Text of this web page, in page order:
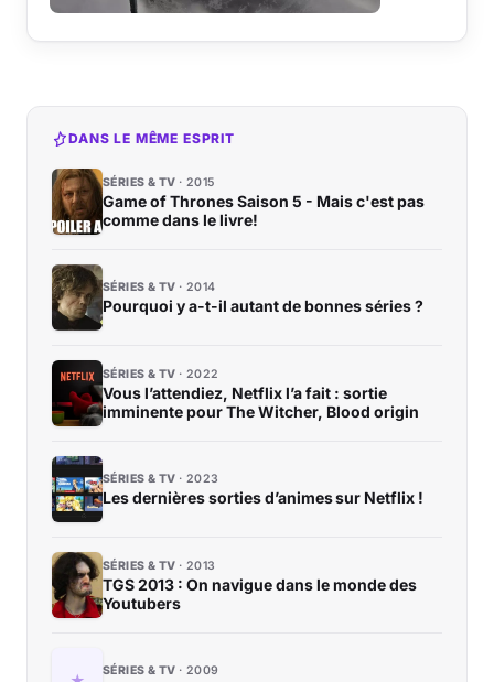
DANS LE MÊME ESPRIT
SÉRIES & TV 2015
Game of Thrones Saison 5 - Mais c'est pas
comme dans le livre!
SÉRIES & TV 2014
Pourquoi y a-t-il autant de bonnes séries ?
SÉRIES & TV 2022
Vous l’attendiez, Netflix l’a fait : sortie
imminente pour The Witcher, Blood origin
SÉRIES & TV 2023
Les dernières sorties d’animes sur Netflix !
SÉRIES & TV 2013
TGS 2013 : On navigue dans le monde des
Youtubers
SÉRIES & TV 2009